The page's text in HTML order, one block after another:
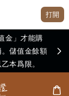
打開
金」才能購
儲值金餘額
本爲限。
購